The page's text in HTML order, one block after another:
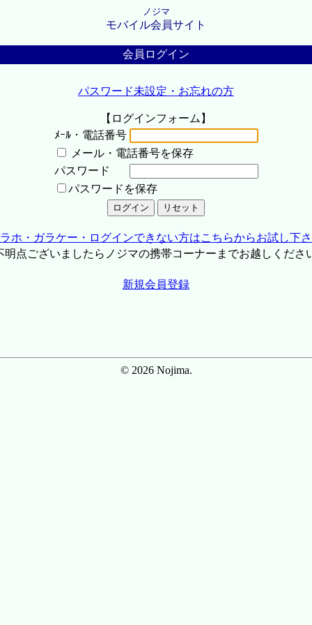
ノジマ
モバイル会員サイト
会員ログイン
パスワード未設定・お忘れの方
【ログインフォーム】
ﾒｰﾙ・電話番号
メール・電話番号を保存
パスワード
パスワードを保存
ホ・ガラケー・ログインできない方はこちらからお試し下
点ございましたらノジマの携帯コーナーまでお越しくださ
新規会員登録
© 2026 Nojima.